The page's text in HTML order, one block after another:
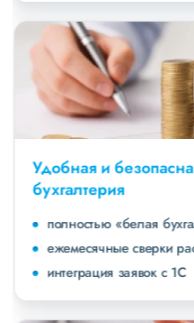
Удобная и
бухгалтерия
полностью «белая
ежемесячные сверки
интеграция заявок с 1С